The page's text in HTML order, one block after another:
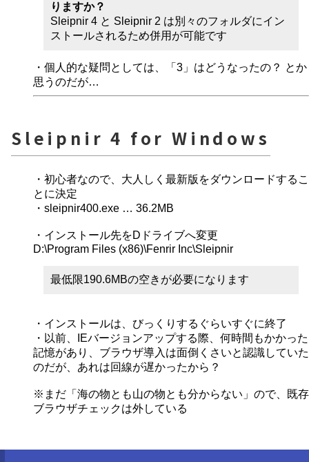
りますか？
Sleipnir 4 と Sleipnir 2 は別々のフォルダにイン
ストールされるため併用が可能です
・個人的な疑問としては、「3」はどうなったの？ とか
思うのだが…
Sleipnir 4 for Windows
・初心者なので、大人しく最新版をダウンロードするこ
とに決定
・sleipnir400.exe … 36.2MB
・インストール先をDドライブへ変更
D:\Program Files (x86)\Fenrir Inc\Sleipnir
最低限190.6MBの空きが必要になります
・インストールは、びっくりするぐらいすぐに終了
・以前、IEバージョンアップする際、何時間もかかった
記憶があり、ブラウザ導入は面倒くさいと認識していた
のだが、あれは回線が遅かったから？
※まだ「海の物とも山の物とも分からない」ので、既存
ブラウザチェックは外している